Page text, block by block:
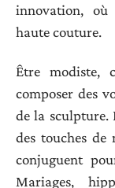
innovation, où
haute couture.
Être modiste,
composer des
de la sculpture.
des touches de
conjuguent
Mariages,